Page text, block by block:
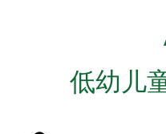
低幼儿